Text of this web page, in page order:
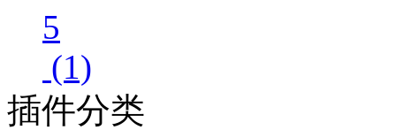
5
(1)
插件分类